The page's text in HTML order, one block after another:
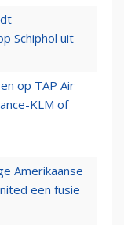
Schiphol uit
op TAP Air
KLM of
Amerikaanse
een fusie